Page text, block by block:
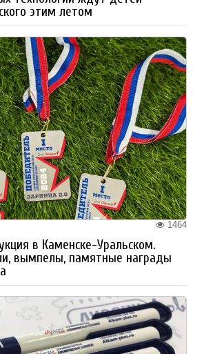
этим летом
1464
в Каменске-Уральском.
вымпелы, памятные награды